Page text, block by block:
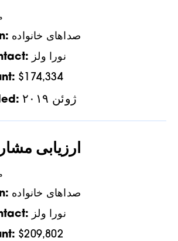
صداهای خانواده
نورا ولز
$174,334
ژوئن ۲۰۱۹
ارزیابی
صداهای خانواده
نورا ولز
$209,802